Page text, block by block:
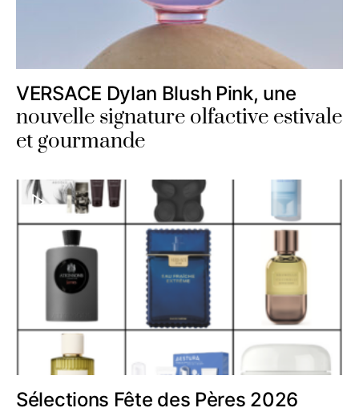
VERSACE Dylan Blush Pink, une
nouvelle signature olfactive estivale
et gourmande
Sélections Fête des Pères 2026